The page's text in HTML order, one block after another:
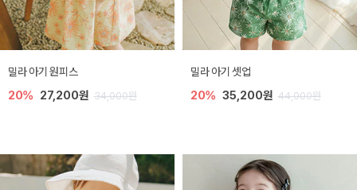
밀라 아기 원피스
20% 27,200원 34,000원
밀라 아기 셋업
20% 35,200원 44,000원